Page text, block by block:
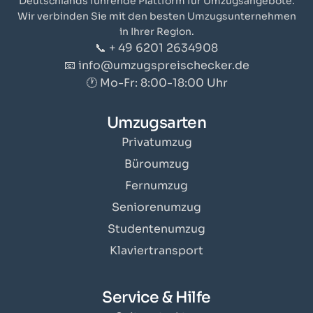
Wir verbinden Sie mit den besten Umzugsunternehmen
in Ihrer Region.
📞 + 49 6201 2634908
📧 info@umzugspreischecker.de
🕐 Mo-Fr: 8:00-18:00 Uhr
Umzugsarten
Privatumzug
Büroumzug
Fernumzug
Seniorenumzug
Studentenumzug
Klaviertransport
Service & Hilfe